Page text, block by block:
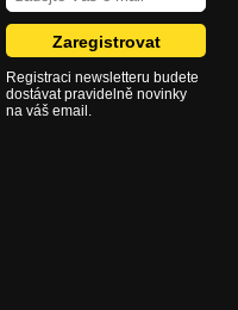
Registraci newsletteru budete
dostávat pravidelně novinky
na váš email.